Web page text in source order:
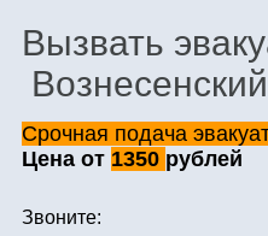
Вызвать
Срочная подача
Цена от 1350 рублей
Звоните: